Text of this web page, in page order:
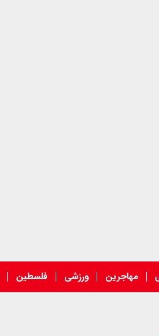
مهاجرین ورزشی فلسطین